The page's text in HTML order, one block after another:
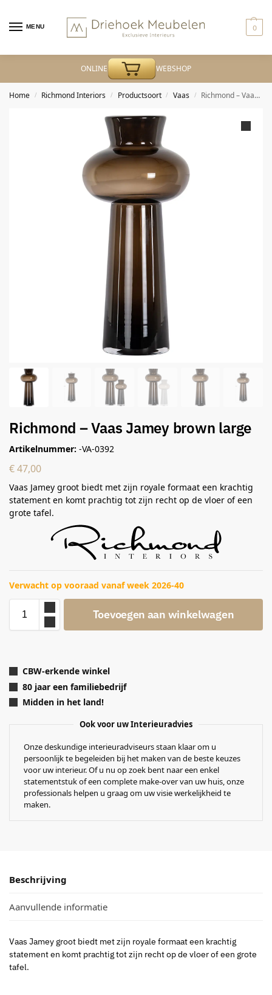
MENU 0
ONLINE WEBSHOP
Home / Richmond Interiors / Productsoort / Vaas / Richmond – Vaas Jamey brown large
Richmond – Vaas Jamey brown large
Artikelnummer: -VA-0392
€47,00
Vaas Jamey groot biedt met zijn royale formaat een krachtig
statement en komt prachtig tot zijn recht op de vloer of een
grote tafel.
Verwacht op vooraad vanaf week 2026-40
Toevoegen aan winkelwagen
CBW-erkende winkel
80 jaar een familiebedrijf
Midden in het land!
Ook voor uw Interieuradvies
Onze deskundige interieuradviseurs staan klaar om u
persoonlijk te begeleiden bij het maken van de beste keuzes
voor uw interieur. Of u nu op zoek bent naar een enkel
statementstuk of een complete make-over van uw huis, onze
professionals helpen u graag om uw visie werkelijkheid te
maken.
Beschrijving
Aanvullende informatie
Vaas Jamey groot biedt met zijn royale formaat een krachtig
statement en komt prachtig tot zijn recht op de vloer of een grote
tafel.